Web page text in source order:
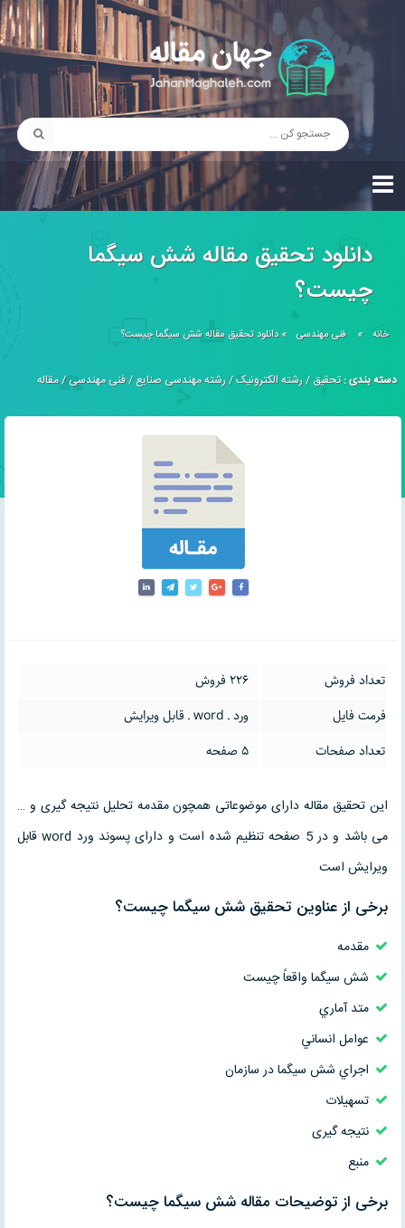
دانلود تحقیق مقاله شش سيگما
چيست؟
خانه » فنی مهندسی »دانلود تحقیق مقاله شش سيگما چيست؟
دسته بندی :تحقیق/رشته الکترونیک/رشته مهندسی صنایع/فنی مهندسی/مقاله
تعداد فروش
226 فروش
فرمت فایل
ورد ـ word ـ قابل ویرایش
تعداد صفحات
5 صفحه
این تحقیق مقاله دارای موضوعاتی همچون مقدمه تحلیل نتیجه گیری و …
می باشد و در 5 صفحه تنظیم شده است و دارای پسوند ورد word قابل
ویرایش است
برخی از عناوین تحقیق شش سيگما چيست؟
مقدمه
شش سیگما واقعاً چيست
متد آماري
عوامل انساني
اجراي شش سیگما در سازمان
تسهيلات
نتیجه گیری
منبع
برخی از توضیحات مقاله شش سيگما چيست؟